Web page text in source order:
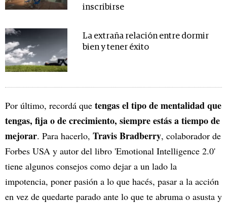
inscribirse
La extraña relación entre dormir
bien y tener éxito
Por último, recordá que tengas el tipo de mentalidad que
tengas, fija o de crecimiento, siempre estás a tiempo de
mejorar. Para hacerlo, Travis Bradberry, colaborador de
Forbes USA y autor del libro 'Emotional Intelligence 2.0'
tiene algunos consejos como dejar a un lado la
impotencia, poner pasión a lo que hacés, pasar a la acción
en vez de quedarte parado ante lo que te abruma o asusta y